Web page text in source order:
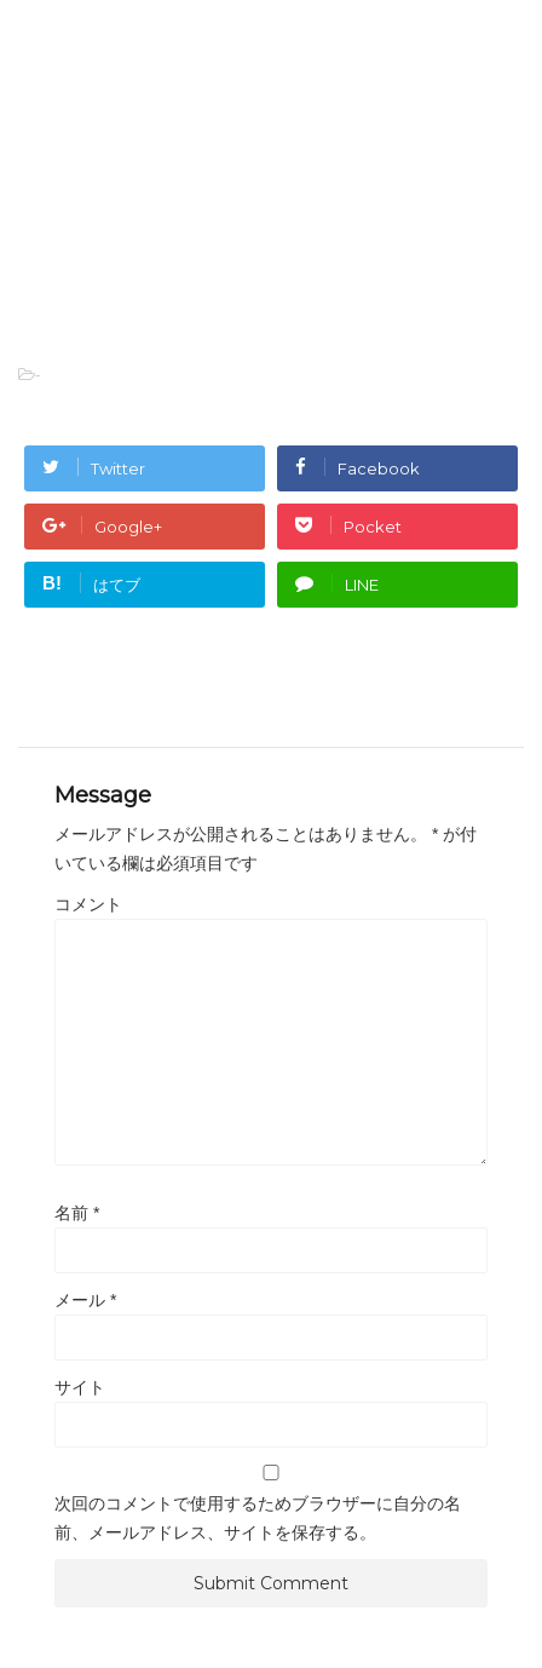
-
Twitter Facebook
Google+ Pocket
B! はてブ LINE
Message
メールアドレスが公開されることはありません。 * が付
いている欄は必須項目です
コメント
名前 *
メール *
サイト
次回のコメントで使用するためブラウザーに自分の名
前、メールアドレス、サイトを保存する。